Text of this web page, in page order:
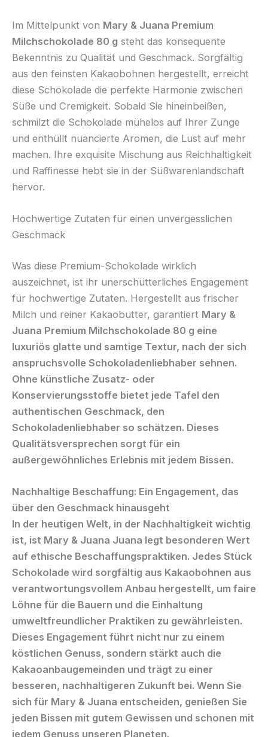
Im Mittelpunkt von Mary & Juana Premium
Milchschokolade 80 g steht das konsequente
Bekenntnis zu Qualität und Geschmack. Sorgfältig
aus den feinsten Kakaobohnen hergestellt, erreicht
diese Schokolade die perfekte Harmonie zwischen
Süße und Cremigkeit. Sobald Sie hineinbeißen,
schmilzt die Schokolade mühelos auf Ihrer Zunge
und enthüllt nuancierte Aromen, die Lust auf mehr
machen. Ihre exquisite Mischung aus Reichhaltigkeit
und Raffinesse hebt sie in der Süßwarenlandschaft
hervor.
Hochwertige Zutaten für einen unvergesslichen
Geschmack
Was diese Premium-Schokolade wirklich
auszeichnet, ist ihr unerschütterliches Engagement
für hochwertige Zutaten. Hergestellt aus frischer
Milch und reiner Kakaobutter, garantiert Mary &
Juana Premium Milchschokolade 80 g eine
luxuriös glatte und samtige Textur, nach der sich
anspruchsvolle Schokoladenliebhaber sehnen.
Ohne künstliche Zusatz- oder
Konservierungsstoffe bietet jede Tafel den
authentischen Geschmack, den
Schokoladenliebhaber so schätzen. Dieses
Qualitätsversprechen sorgt für ein
außergewöhnliches Erlebnis mit jedem Bissen.
Nachhaltige Beschaffung: Ein Engagement, das
über den Geschmack hinausgeht
In der heutigen Welt, in der Nachhaltigkeit wichtig
ist, ist Mary & Juana Juana legt besonderen Wert
auf ethische Beschaffungspraktiken. Jedes Stück
Schokolade wird sorgfältig aus Kakaobohnen aus
verantwortungsvollem Anbau hergestellt, um faire
Löhne für die Bauern und die Einhaltung
umweltfreundlicher Praktiken zu gewährleisten.
Dieses Engagement führt nicht nur zu einem
köstlichen Genuss, sondern stärkt auch die
Kakaoanbaugemeinden und trägt zu einer
besseren, nachhaltigeren Zukunft bei. Wenn Sie
sich für Mary & Juana entscheiden, genießen Sie
jeden Bissen mit gutem Gewissen und schonen mit
jedem Genuss unseren Planeten.